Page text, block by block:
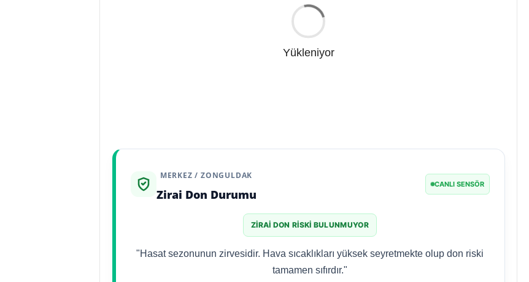
Yükleniyor
MERKEZ / ZONGULDAK
Zirai Don Durumu
CANLI SENSÖR
ZIRAI DON RISKI BULUNMUYOR
"Hasat sezonunun zirvesidir. Hava sıcaklıkları yüksek seyretmekte olup don riski
tamamen sıfırdır."